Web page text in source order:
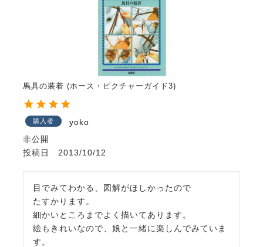
馬具の装着 (ホース・ピクチャーガイド3)
購入者
yoko
非公開
投稿日
2013/10/12
目でみてわかる、図解がほしかったので
たすかります。
細かいところまでよく描いてあります。
絵もきれいなので、娘と一緒に楽しんでみていま
す。